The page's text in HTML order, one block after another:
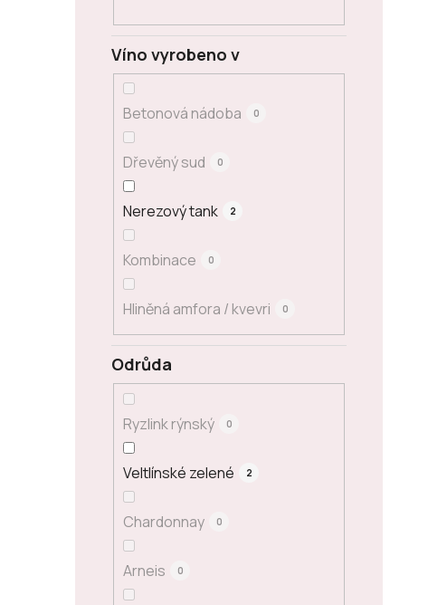
Odrůda
Ryzlink rýnský 0
Veltlínské zelené 2
Chardonnay 0
Arneis 0
Víno vyrobeno v
Betonová nádoba 0
Dřevěný sud 0
Nerezový tank 2
Kombinace 0
Hliněná amfora / kvevri 0